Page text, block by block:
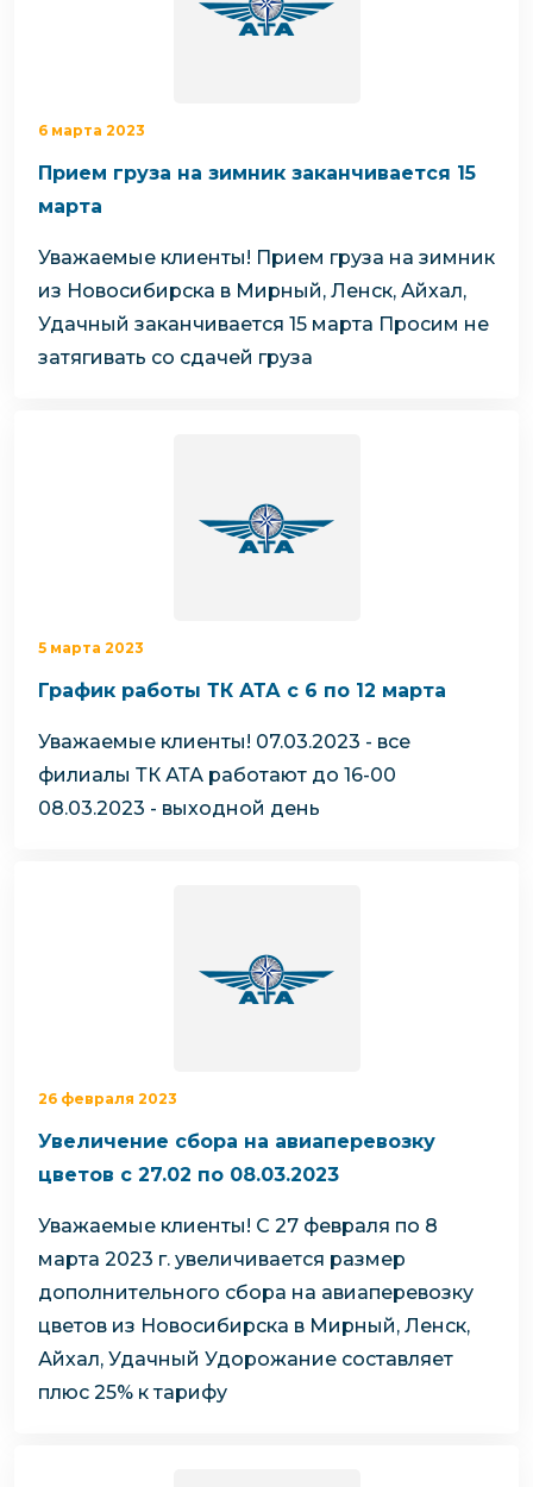
6 марта 2023
Прием груза на зимник заканчивается 15
марта
Уважаемые клиенты! Прием груза на зимник
из Новосибирска в Мирный, Ленск, Айхал,
Удачный заканчивается 15 марта Просим не
затягивать со сдачей груза
5 марта 2023
График работы ТК АТА с 6 по 12 марта
Уважаемые клиенты! 07.03.2023 - все
филиалы ТК АТА работают до 16-00
08.03.2023 - выходной день
26 февраля 2023
Увеличение сбора на авиаперевозку
цветов с 27.02 по 08.03.2023
Уважаемые клиенты! С 27 февраля по 8
марта 2023 г. увеличивается размер
дополнительного сбора на авиаперевозку
цветов из Новосибирска в Мирный, Ленск,
Айхал, Удачный Удорожание составляет
плюс 25% к тарифу